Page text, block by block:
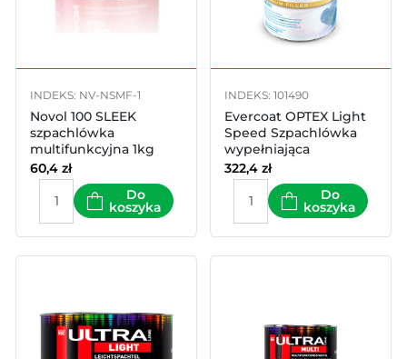
INDEKS: NV-NSMF-1
Novol 100 SLEEK
szpachlówka
multifunkcyjna 1kg
60,4 zł
Do
koszyka
INDEKS: 101490
Evercoat OPTEX Light
Speed Szpachlówka
wypełniająca
utwardzana UV 3l
322,4 zł
Do
koszyka